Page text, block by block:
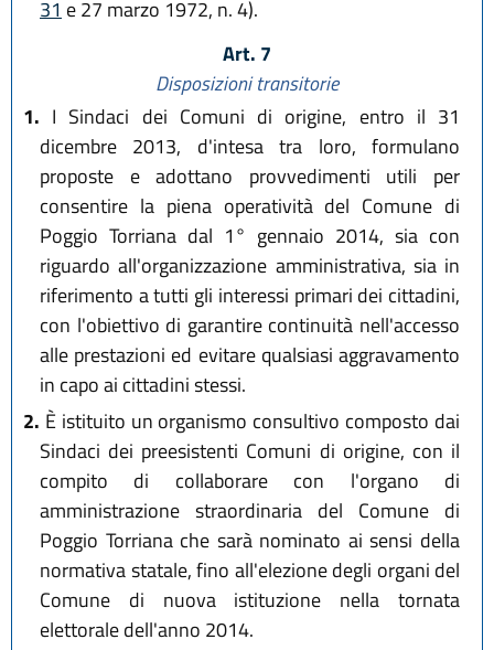
31 e 27 marzo 1972, n. 4).
Art. 7
Disposizioni transitorie
1. I Sindaci dei Comuni di origine, entro il 31
dicembre 2013, d'intesa tra loro, formulano
proposte e adottano provvedimenti utili per
consentire la piena operatività del Comune di
Poggio Torriana dal 1° gennaio 2014, sia con
riguardo all'organizzazione amministrativa, sia in
riferimento a tutti gli interessi primari dei cittadini,
con l'obiettivo di garantire continuità nell'accesso
alle prestazioni ed evitare qualsiasi aggravamento
in capo ai cittadini stessi.
2. È istituito un organismo consultivo composto dai
Sindaci dei preesistenti Comuni di origine, con il
compito di collaborare con l'organo di
amministrazione straordinaria del Comune di
Poggio Torriana che sarà nominato ai sensi della
normativa statale, fino all'elezione degli organi del
Comune di nuova istituzione nella tornata
elettorale dell'anno 2014.